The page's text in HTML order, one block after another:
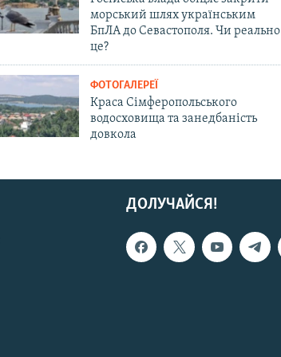
морський шлях українським
БпЛА до Севастополя. Чи реально
це?
ФОТОГАЛЕРЕЇ
Краса Сімферопольського
водосховища та занедбаність
довкола
ДОЛУЧАЙСЯ!